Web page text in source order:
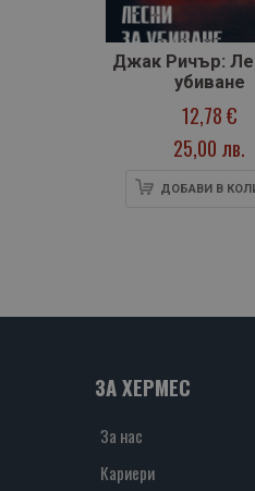
Джак Ричър:
убиване
12,78 €
25,00 лв.
ДОБАВИ В
ЗА ХЕРМЕС
За нас
Кариери